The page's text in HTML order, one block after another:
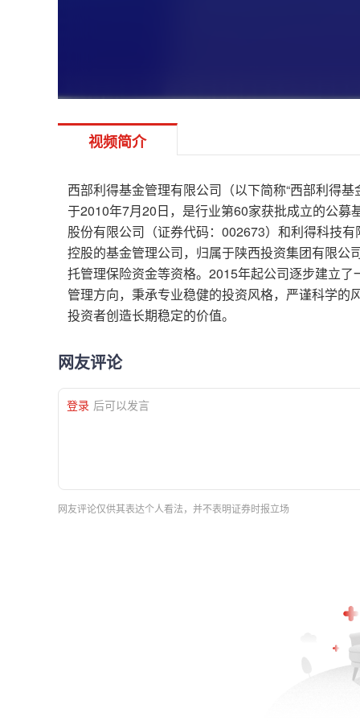
视频简介
西部利得基金管理有限公司（以下简称“西部利得
于2010年7月20日，是行业第60家获批成立的公
股份有限公司（证券代码：002673）和利得科技
控股的基金管理公司，归属于陕西投资集团有限
托管理保险资金等资格。2015年起公司逐步建立
管理方向，秉承专业稳健的投资风格，严谨科学
投资者创造长期稳定的价值。
网友评论
登录 后可以发言
网友评论仅供其表达个人看法，并不表明证券时报立场